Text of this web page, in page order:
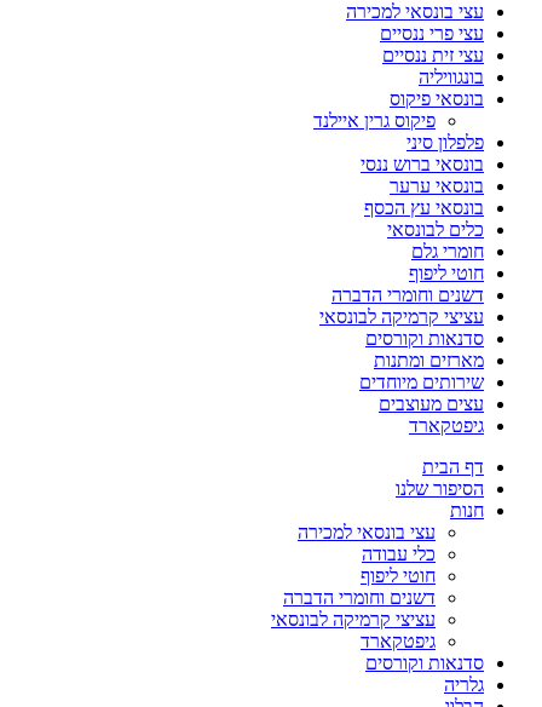
עצי בונסאי למכירה
עצי פרי ננסיים
עצי זית ננסיים
בונגוויליה
בונסאי פיקוס
פיקוס גרין איילנד
פלפלון סיני
בונסאי ברוש ננסי
בונסאי ערער
בונסאי עץ הכסף
כלים לבונסאי
חומרי גלם
חוטי ליפוף
דשנים וחומרי הדברה
עציצי קרמיקה לבונסאי
סדנאות וקורסים
מארזים ומתנות
שירותים מיוחדים
עצים מעוצבים
גיפטקארד
דף הבית
הסיפור שלנו
חנות
עצי בונסאי למכירה
כלי עבודה
חוטי ליפוף
דשנים וחומרי הדברה
עציצי קרמיקה לבונסאי
גיפטקארד
סדנאות וקורסים
גלריה